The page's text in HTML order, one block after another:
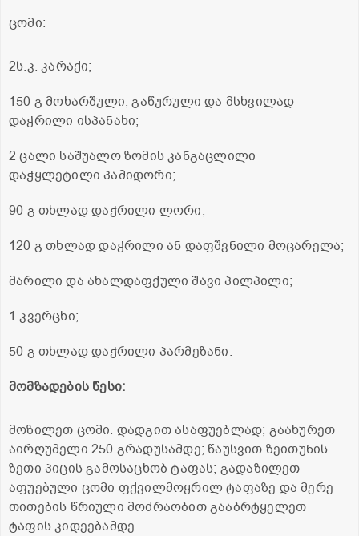
ცომი:
2ს.კ. კარაქი;
150 გ მოხარშული, გაწურული და მსხვილად
დაჭრილი ისპანახი;
2 ცალი საშუალო ზომის კანგაცლილი
დაჭყლეტილი პამიდორი;
90 გ თხლად დაჭრილი ლორი;
120 გ თხლად დაჭრილი ან დაფშვნილი მოცარელა;
მარილი და ახალდაფქული შავი პილპილი;
1 კვერცხი;
50 გ თხლად დაჭრილი პარმეზანი.
მომზადების წესი:
მოზილეთ ცომი. დადგით ასაფუებლად; გაახურეთ
აირღუმელი 250 გრადუსამდე; წაუსვით ზეითუნის
ზეთი პიცის გამოსაცხობ ტაფას; გადაზილეთ
აფუებული ცომი ფქვილმოყრილ ტაფაზე და მერე
თითების წრიული მოძრაობით გააბრტყელეთ
ტაფის კიდეებამდე.